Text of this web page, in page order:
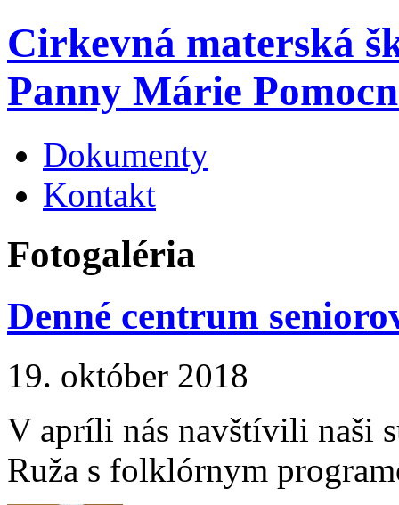
Cirkevná materská
Panny Márie
Dokumenty
Kontakt
Fotogaléria
Denné centrum
19. október 2018
V apríli nás navštívili naši
Ruža s folklórnym